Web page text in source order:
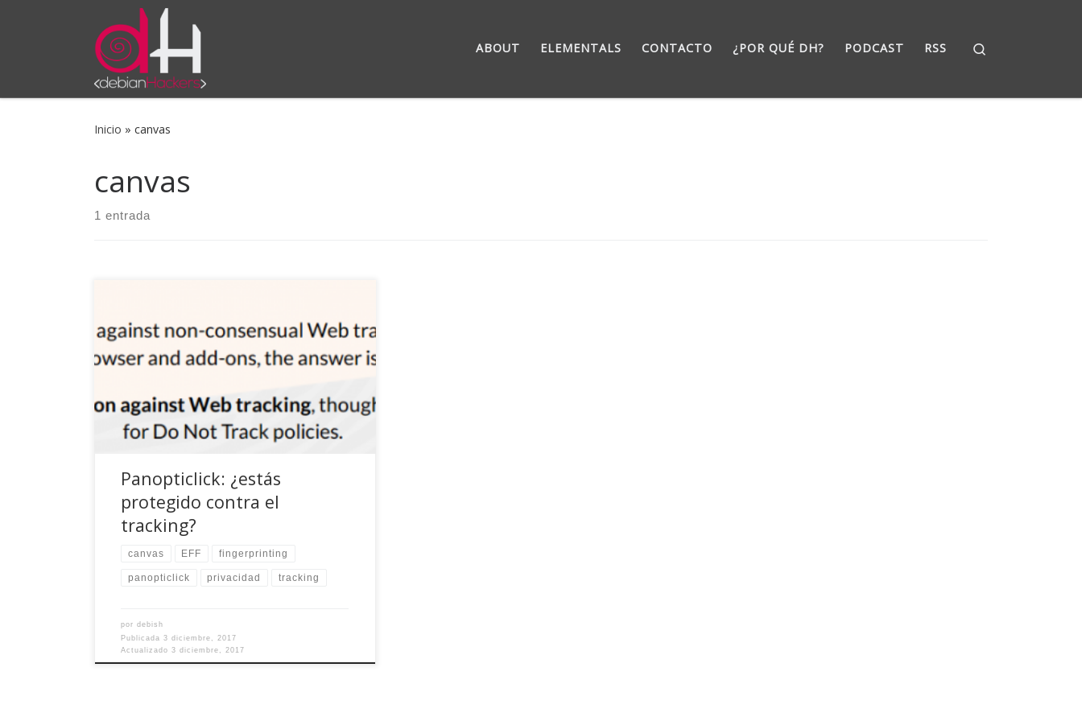
Saltar al contenido
ABOUT ELEMENTALS CONTACTO ¿POR QUÉ DH? PODCAST RSS
Inicio » canvas
canvas
1 entrada
Fantástica herramienta de la Electronic Frontier
Foundation. Comprueba si tu navegador está
protegido contra los intentos de tracking y
compañías on-line con tan sólo un click.
Panopticlick: ¿estás
protegido contra el
tracking?
canvas EFF fingerprinting
panopticlick privacidad tracking
pordebish
Publicada3 diciembre, 2017
Actualizado3 diciembre, 2017